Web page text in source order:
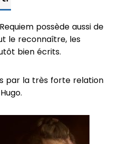
possède aussi de
le reconnaître, les
bien écrits.
par la très forte relation